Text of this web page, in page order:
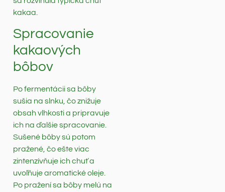
kakaa.
Spracovanie
kakaových
bôbov
Po fermentácii sa bôby
sušia na slnku, čo znižuje
obsah vlhkosti a pripravuje
ich na ďalšie spracovanie.
Sušené bôby sú potom
pražené, čo ešte viac
zintenzívňuje ich chuť a
uvoľňuje aromatické oleje.
Po pražení sa bôby melú na